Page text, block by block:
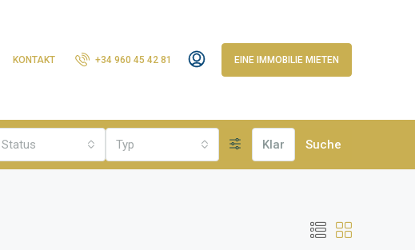
KONTAKT +34 960 45 42 81 EINE IMMOBILIE MIETEN
Status Typ Klar Suche